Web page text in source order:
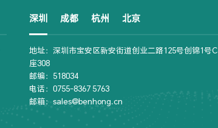
深圳 成都 杭州 北京
地址：深圳市宝安区新安街道创业二路125号创锦1号C
座308
邮编：518034
电话：0755-8367 5763
邮箱：sales@benhong.cn